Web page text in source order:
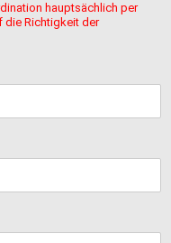
hauptsächlich per
die Richtigkeit der